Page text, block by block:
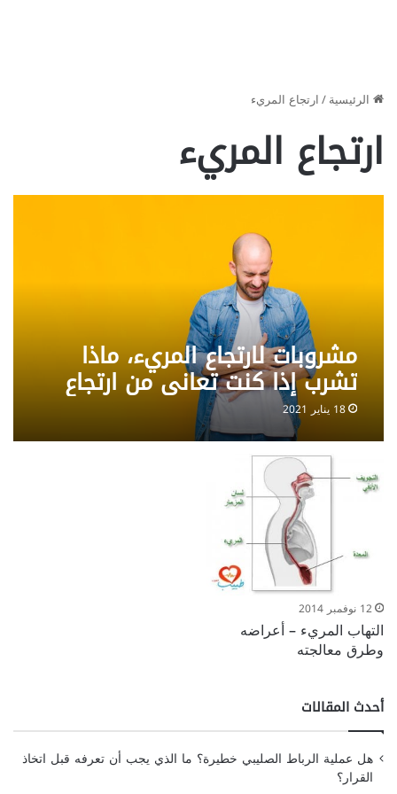
الرئيسية/ارتجاع المريء
ارتجاع المريء
مشروبات لارتجاع المريء، ماذا
تشرب إذا كنت تعاني من ارتجاع
المريء
18 يناير 2021
12 نوفمبر 2014
التهاب المريء – أعراضه
وطرق معالجته
أحدث المقالات
هل عملية الرباط الصليبي خطيرة؟ ما الذي يجب أن تعرفه قبل اتخاذ
القرار؟